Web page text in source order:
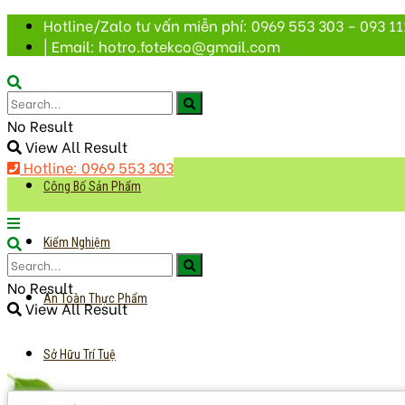
Hotline/Zalo tư vấn miễn phí: 0969 553 303 – 093
| Email: hotro.fotekco@gmail.com
No Result
View All Result
Hotline: 0969 553 303
Công Bố Sản Phẩm
Kiểm Nghiệm
An Toàn Thực Phẩm
Sở Hữu Trí Tuệ
No Result
View All Result